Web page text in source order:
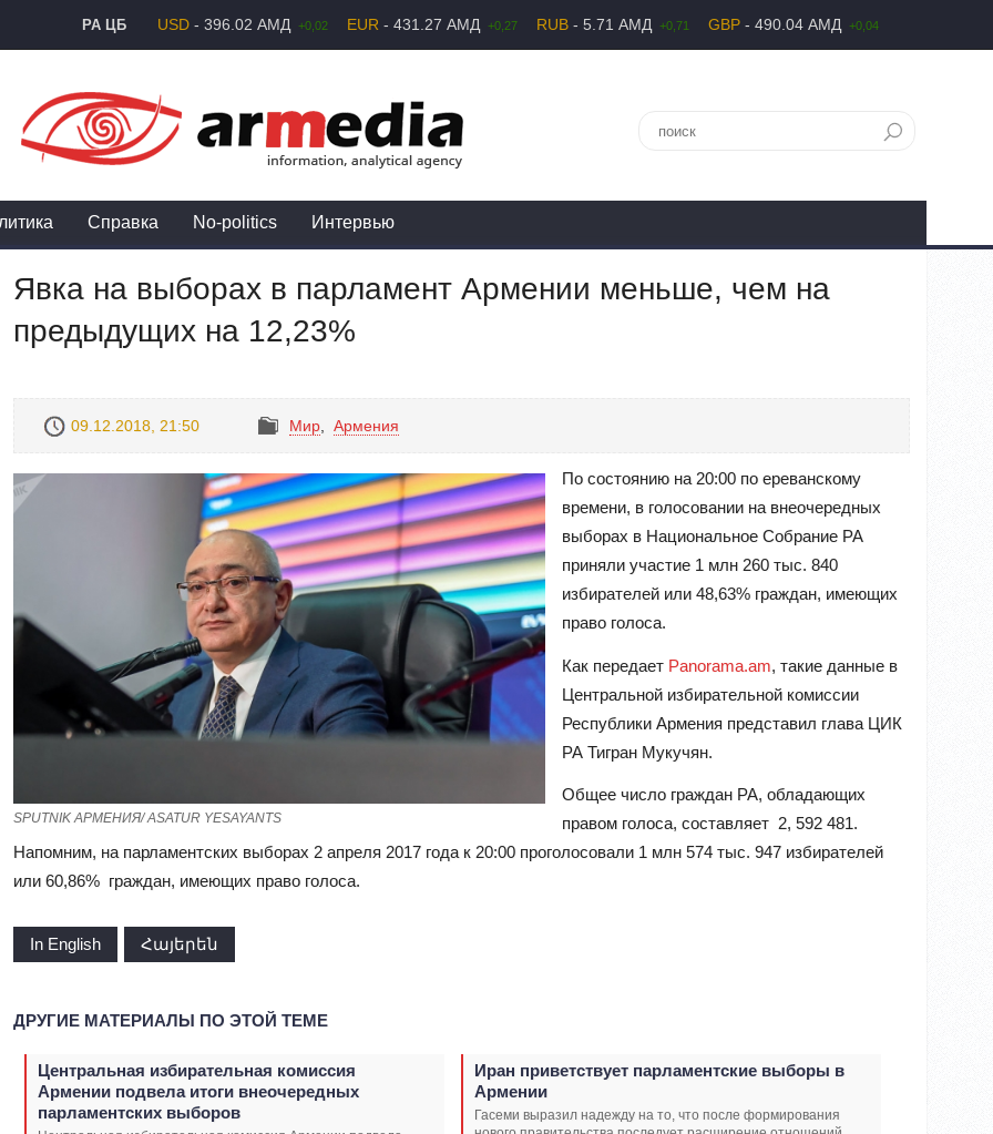
РА ЦБ USD - 396.02 АМД +0,02 EUR - 431.27 АМД +0,27 RUB - 5.71 АМД +0,71 GBP - 490.04 АМД +0,04
Справка No-politics Интервью
Явка на выборах в парламент Армении меньше, чем на
предыдущих на 12,23%
09.12.2018, 21:50 Mир Армения
SPUTNIK АРМЕНИЯ/ ASATUR YESAYANTS
По состоянию на 20:00 по ереванскому
времени, в голосовании на внеочередных
выборах в Национальное Собрание РА
приняли участие 1 млн 260 тыс. 840
избирателей или 48,63% граждан, имеющих
право голоса.
Как передает Panorama.am, такие данные в
Центральной избирательной комиссии
Республики Армения представил глава ЦИК
РА Тигран Мукучян.
Общее число граждан РА, обладающих
правом голоса, составляет 2, 592 481.
Напомним, на парламентских выборах 2 апреля 2017 года к 20:00 проголосовали 1 млн 574 тыс. 947 избирателей
или 60,86% граждан, имеющих право голоса.
In English Հայերեն
ДРУГИЕ МАТЕРИАЛЫ ПО ЭТОЙ ТЕМЕ
Центральная избирательная комиссия
Армении подвела итоги внеочередных
парламентских выборов
Иран приветствует парламентские выборы в
Армении
Гасеми выразил надежду на то, что после формирования